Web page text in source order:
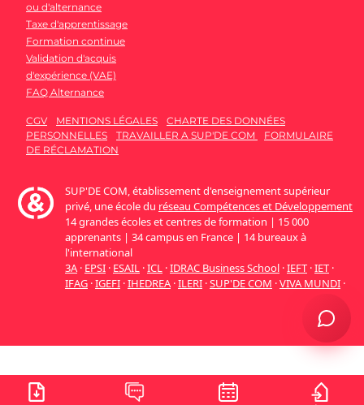
ou d'alternance
Taxe d'apprentissage
Formation continue
Validation d'acquis
d'expérience (VAE)
FAQ Alternance
CGV MENTIONS LÉGALES
CHARTE DES DONNÉES
PERSONNELLES
TRAVAILLER A SUP'DE COM
FORMULAIRE
DE RÉCLAMATION